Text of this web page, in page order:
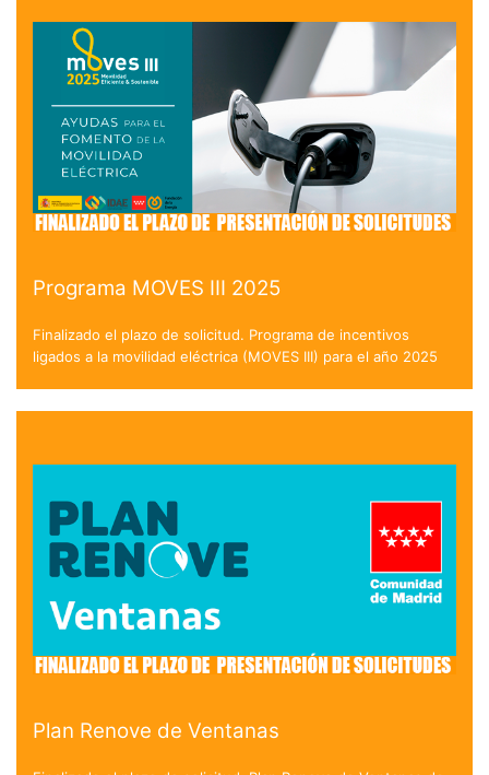
Programa MOVES III 2025
Finalizado el plazo de solicitud. Programa de incentivos
ligados a la movilidad eléctrica (MOVES III) para el año 2025
Plan Renove de Ventanas